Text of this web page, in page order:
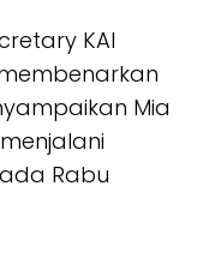
KAI
Mia
Rabu